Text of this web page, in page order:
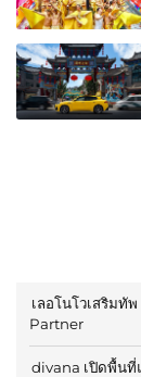
เลอโนโวเสริมทั
Partner
divana เปิดพื้นที่